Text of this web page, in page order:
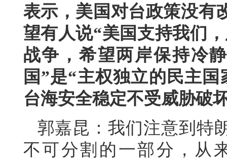
表示，美国对台政策没有
望有人说“美国支持我们
战争，希望两岸保持冷
国”是“主权独立的民主
台海安全稳定不受威胁破
郭嘉昆：我们注意到特
不可分割的一部分，从